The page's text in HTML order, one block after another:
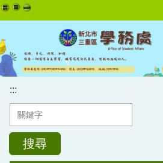
跳
到
主
要
內
區
:::
搜尋